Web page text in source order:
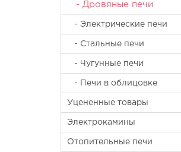
- Дровяные печи
- Электрические печи
- Стальные печи
- Чугунные печи
- Печи в облицовке
Уцененные товары
Электрокамины
Отопительные печи